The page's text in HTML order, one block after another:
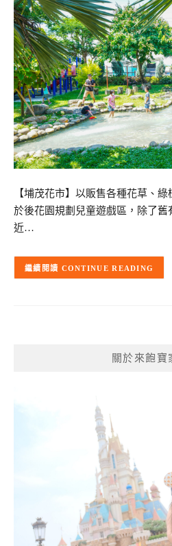
【埔茂花市】以販售各種花草、
於後花園規劃兒童遊戲區，除了舊
近…
CONTINUE READING
關於來飽寶